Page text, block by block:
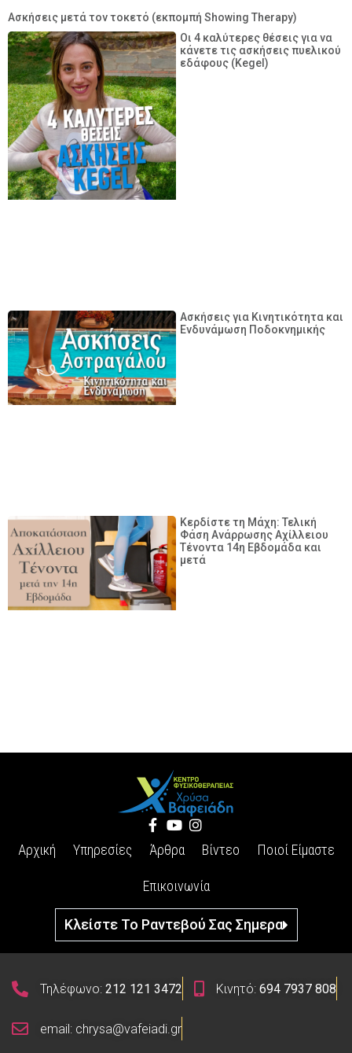
Ασκήσεις μετά τον τοκετό (εκπομπή Showing Therapy)
Οι 4 καλύτερες θέσεις για να
κάνετε τις ασκήσεις πυελικού
εδάφους (Kegel)
Ασκήσεις για Κινητικότητα και
Ενδυνάμωση Ποδοκνημικής
Κερδίστε τη Μάχη: Τελική
Φάση Ανάρρωσης Αχίλλειου
Τένοντα 14η Εβδομάδα και
μετά
Αρχική Υπηρεσίες Άρθρα Βίντεο Ποιοί Είμαστε
Επικοινωνία
Κλείστε Το Ραντεβού Σας Σημερα
Τηλέφωνο:212 121 3472 Κινητό: 694 7937 808
email: chrysa@vafeiadi.gr